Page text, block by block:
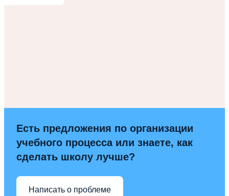
Есть предложения по организации
учебного процесса или знаете, как
сделать школу лучше?
Написать о проблеме